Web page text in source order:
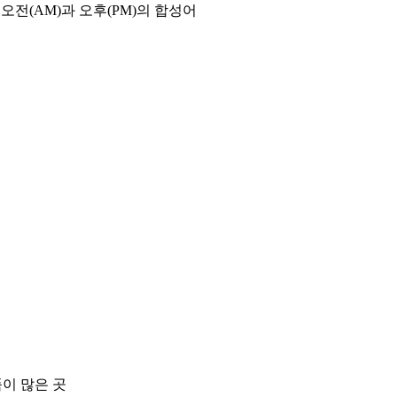
전(AM)과 오후(PM)의 합성어
많은 곳